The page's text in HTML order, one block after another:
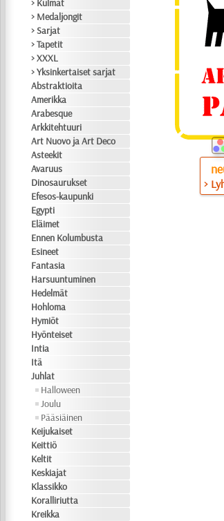
> Kulmat
> Medaljongit
> Sarjat
> Tapetit
> XXXL
> Yksinkertaiset sarjat
Abstraktioita
Amerikka
Arabesque
Arkkitehtuuri
Art Nuovo ja Art Deco
Asteekit
Avaruus
Dinosaurukset
Efesos-kaupunki
Egypti
Eläimet
Ennen Kolumbusta
Esineet
Fantasia
Harsuuntuminen
Hedelmät
Hohloma
Hymiöt
Hyönteiset
Intia
Itä
Juhlat
Halloween
Joulu
Pääsiäinen
Keijukaiset
Keittiö
Keltit
Keskiajat
Klassikko
Koralliriutta
Kreikka
>